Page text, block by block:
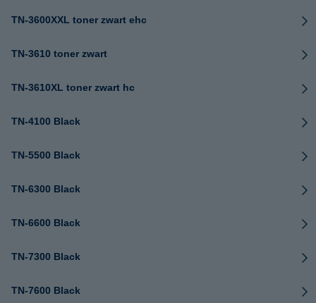
TN-3600XXL toner zwart ehc
TN-3610 toner zwart
TN-3610XL toner zwart hc
TN-4100 Black
TN-5500 Black
TN-6300 Black
TN-6600 Black
TN-7300 Black
TN-7600 Black